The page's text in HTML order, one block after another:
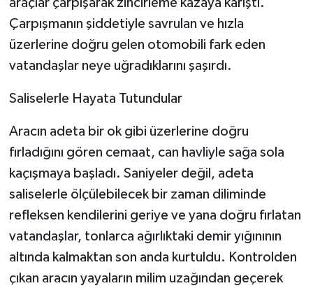
araçlar çarpışarak zincirleme kazaya karıştı.
Çarpışmanın şiddetiyle savrulan ve hızla
üzerlerine doğru gelen otomobili fark eden
vatandaşlar neye uğradıklarını şaşırdı.
​Saliselerle Hayata Tutundular
​Aracın adeta bir ok gibi üzerlerine doğru
fırladığını gören cemaat, can havliyle sağa sola
kaçışmaya başladı. Saniyeler değil, adeta
saliselerle ölçülebilecek bir zaman diliminde
refleksen kendilerini geriye ve yana doğru fırlatan
vatandaşlar, tonlarca ağırlıktaki demir yığınının
altında kalmaktan son anda kurtuldu. Kontrolden
çıkan aracın yayaların milim uzağından geçerek